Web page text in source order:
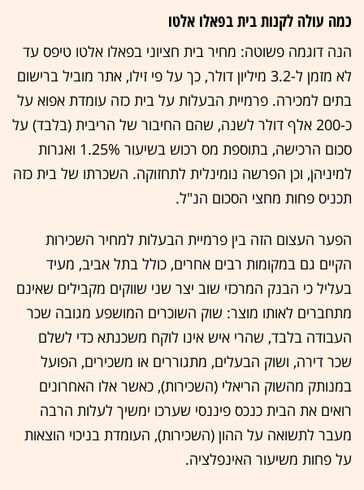
כמה עולה לקנות בית בפאלו אלטו
הנה דוגמה פשוטה: מחיר בית חציוני בפאלו אלטו טיפס עד
לא מזמן ל-3.2 מיליון דולר, כך על פי זילו, אתר מוביל ברישום
בתים למכירה. פרמיית הבעלות על בית כזה עומדת אפוא על
כ-200 אלף דולר לשנה, שהם החיבור של הריבית (בלבד) על
סכום הרכישה, בתוספת מס רכוש בשיעור 1.25% ואגרות
למיניהן, וכן הפרשה נומינלית לתחזוקה. השכרתו של בית כזה
תכניס פחות מחצי הסכום הנ"ל.
הפער העצום הזה בין פרמיית הבעלות למחיר השכירות
הקיים גם במקומות רבים אחרים, כולל בתל אביב, מעיד
בעליל כי הבנק המרכזי שוב יצר שני שווקים מקבילים שאינם
מתחברים לאותו מוצר: שוק השוכרים המושפע מגובה שכר
העבודה בלבד, שהרי איש אינו לוקח משכנתא כדי לשלם
שכר דירה, ושוק הבעלים, מתגוררים או משכירים, הפועל
במנותק מהשוק הריאלי (השכירות), כאשר אלו האחרונים
רואים את הבית כנכס פיננסי שערכו ימשיך לעלות הרבה
מעבר לתשואה על ההון (השכירות), העומדת בניכוי הוצאות
על פחות משיעור האינפלציה.